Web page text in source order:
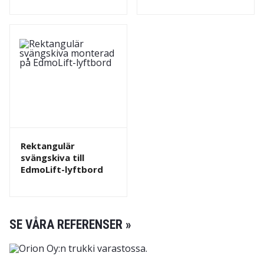
Rektangulär
svängskiva till
EdmoLift-lyftbord
SE VÅRA REFERENSER »